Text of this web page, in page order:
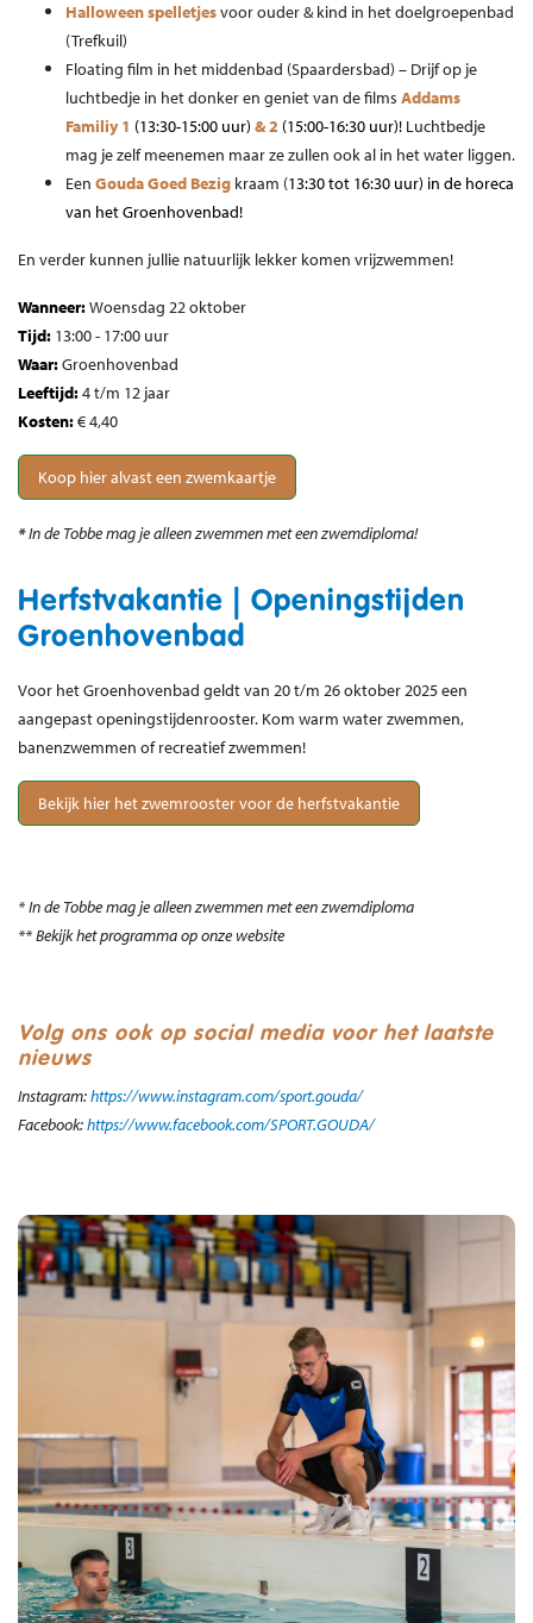
Halloween spelletjesvoor ouder & kind in het doelgroepenbad
(Trefkuil)
Floating film in het middenbad (Spaardersbad) – Drijf op je
luchtbedje in het donker en geniet van de films Addams
Familiy 1 (13:30-15:00 uur) & 2 (15:00-16:30 uur)! Luchtbedje
mag je zelf meenemen maar ze zullen ook al in het water liggen.
Een Gouda Goed Bezig kraam (13:30 tot 16:30 uur) in de horeca
van het Groenhovenbad!
En verder kunnen jullie natuurlijk lekker komen vrijzwemmen!
Wanneer:Woensdag 22 oktober
Tijd: 13:00 - 17:00 uur
Waar:Groenhovenbad
Leeftijd:4 t/m 12 jaar
Kosten:€ 4,40
Koop hier alvast een zwemkaartje
*In de Tobbe mag je alleen zwemmen met een zwemdiploma!
Herfstvakantie | Openingstijden
Groenhovenbad
Voor het Groenhovenbad geldt van 20 t/m 26 oktober 2025 een
aangepast openingstijdenrooster. Kom warm water zwemmen,
banenzwemmen of recreatief zwemmen!
Bekijk hier het zwemrooster voor de herfstvakantie
* In de Tobbe mag je alleen zwemmen met een zwemdiploma
** Bekijk het programma op onze website
Volg ons ook op social media voor het laatste
nieuws
Instagram:https://www.instagram.com/sport.gouda/
Facebook:https://www.facebook.com/SPORT.GOUDA/